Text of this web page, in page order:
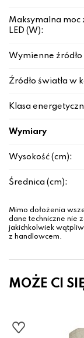
Maksymalna moc
LED (W):
Wymienne źródło
Źródło światła w
Klasa
Wymiary
Wysokość (cm):
Średnica (cm):
Mimo dołożenia
dane techniczne nie
jakichkolwiek
z handlowcem.
MOŻE CI